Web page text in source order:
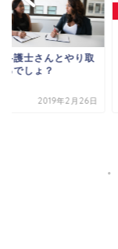
弁護士さんとやり取
るでしょ？
2019年2月26日